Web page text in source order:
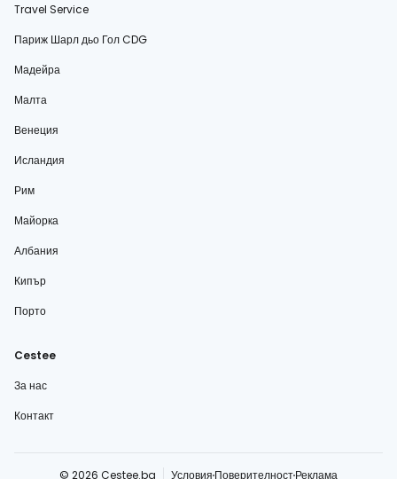
Travel Service
Париж Шарл дьо Гол CDG
Мадейра
Малта
Венеция
Исландия
Рим
Майорка
Албания
Кипър
Порто
Cestee
За нас
Контакт
© 2026 Cestee.bg Условия ПоверителностРеклама